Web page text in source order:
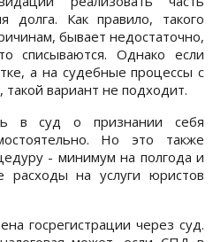
долга. Как правило, такого
бывает недостаточно,
списываются. Однако если
а на судебные процессы с
вариант не подходит.
в суд о признании себя
Но это также
- минимум на полгода и
расходы на услуги юристов
госрегистрации через суд.